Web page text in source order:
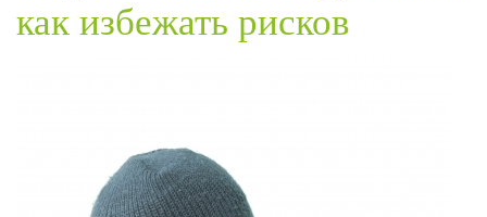
как избежать рисков